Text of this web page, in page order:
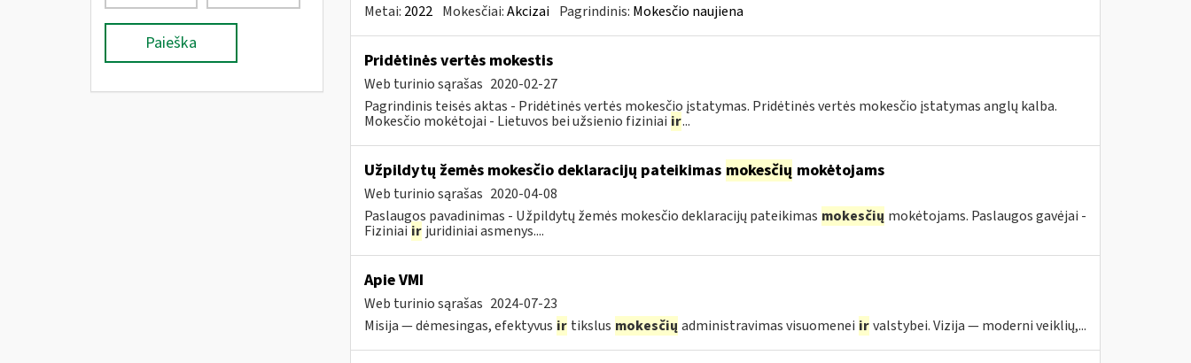
Paieška
Metai: 2022 Mokesčiai:Akcizai Pagrindinis: Mokesčio naujiena
Pridėtinės vertės mokestis
Web turinio sąrašas 2020-02-27
Pagrindinis teisės aktas - Pridėtinės vertės mokesčio įstatymas. Pridėtinės vertės mokesčio įstatymas anglų kalba.
Mokesčio mokėtojai - Lietuvos bei užsienio fiziniai ir...
Užpildytų žemės mokesčio deklaracijų pateikimas mokesčių mokėtojams
Web turinio sąrašas 2020-04-08
Paslaugos pavadinimas - Užpildytų žemės mokesčio deklaracijų pateikimas mokesčių mokėtojams. Paslaugos gavėjai -
Fiziniai ir juridiniai asmenys....
Apie VMI
Web turinio sąrašas 2024-07-23
Misija — dėmesingas, efektyvus ir tikslus mokesčių administravimas visuomenei ir valstybei. Vizija — moderni veiklių,...